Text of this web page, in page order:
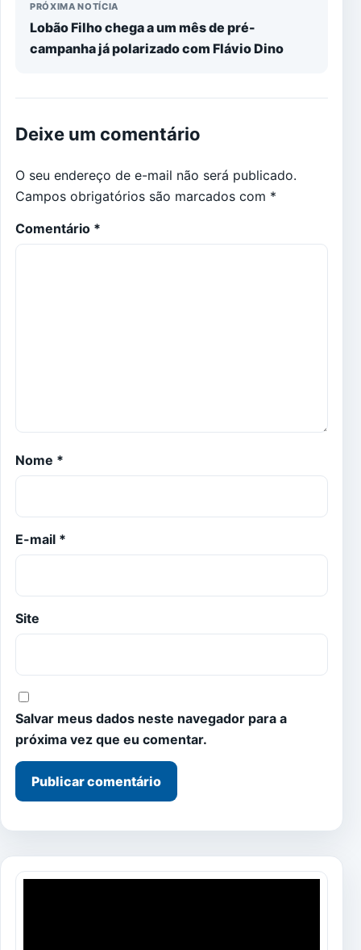
PRÓXIMA NOTÍCIA
Lobão Filho chega a um mês de pré-
campanha já polarizado com Flávio Dino
Deixe um comentário
O seu endereço de e-mail não será publicado.
Campos obrigatórios são marcados com *
Comentário *
Nome *
E-mail *
Site
Salvar meus dados neste navegador para a
próxima vez que eu comentar.